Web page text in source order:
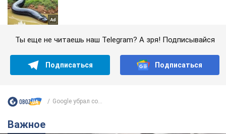
Ты еще не читаешь наш Telegram? А зря! Подписывайся
Подписаться Подписаться
Google убрал со...
Важное